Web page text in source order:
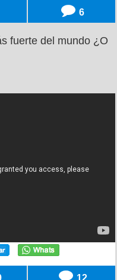
6
fuerte del mundo ¿O
12